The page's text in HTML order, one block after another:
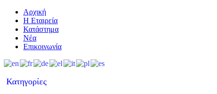
Αρχική
Η Εταιρεία
Κατάστημα
Νέα
Επικοινωνία
Κατηγορίες